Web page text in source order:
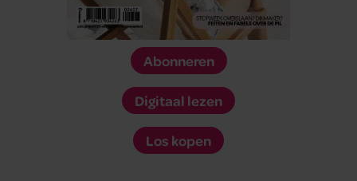
Abonneren
Digitaal lezen
Los kopen